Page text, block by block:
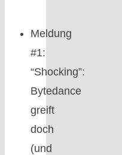
Meldung
#1:
“Shocking”:
Bytedance
greift
doch
(und